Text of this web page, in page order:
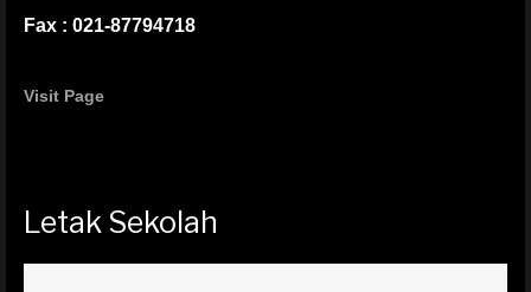
Fax : 021-87794718
Visit Page
Letak Sekolah